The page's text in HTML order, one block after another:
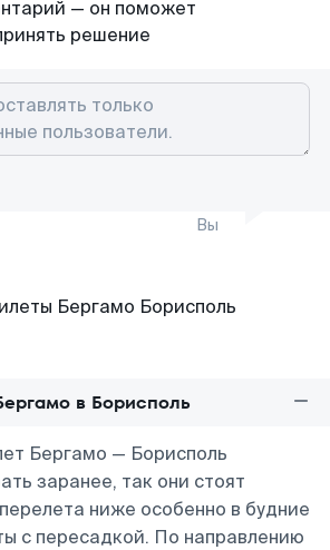
— он поможет
решение
Вы
в Борисполь
Бергамо — Борисполь
заранее, так они стоят
ниже особенно в будние
с пересадкой. По направлению